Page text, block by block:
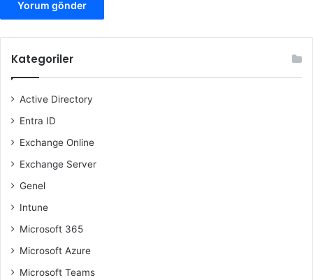
Kategoriler
Active Directory
Entra ID
Exchange Online
Exchange Server
Genel
Intune
Microsoft 365
Microsoft Azure
Microsoft Teams